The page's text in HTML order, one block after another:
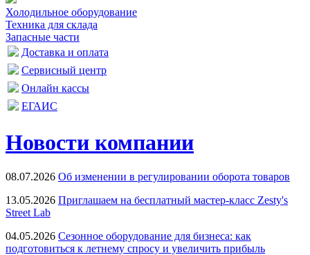
Холодильное оборудование
Техника для склада
Запасные части
Доставка и оплата
Сервисный центр
Онлайн кассы
ЕГАИС
Новости компании
08.07.2026 Об изменении в регулировании оборота товаров
13.05.2026 Приглашаем на бесплатный мастер-класс Zesty's
Street Lab
04.05.2026 Сезонное оборудование для бизнеса: как
подготовиться к летнему спросу и увеличить прибыль